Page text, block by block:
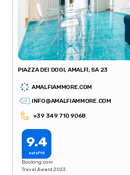
PIAZZA DEI DOGI, AMALFI, SA 23
AMALFIAMMORE.COM
INFO@AMALFIAMMORE.COM
+39 349 710 9068
9.4
out of 10
Booking.com
Travel Award 2023